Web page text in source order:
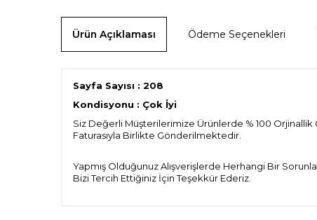
Ürün Açıklaması Ödeme Seçenekleri
Sayfa Sayısı : 208
Kondisyonu : Çok İyi
Siz Değerli Müşterilerimize Ürünlerde % 100 Orjinallik
Faturasıyla Birlikte Gönderilmektedir.
Yapmış Olduğunuz Alışverişlerde Herhangi Bir
Bizi Tercih Ettiğiniz İçin Teşekkür Ederiz.